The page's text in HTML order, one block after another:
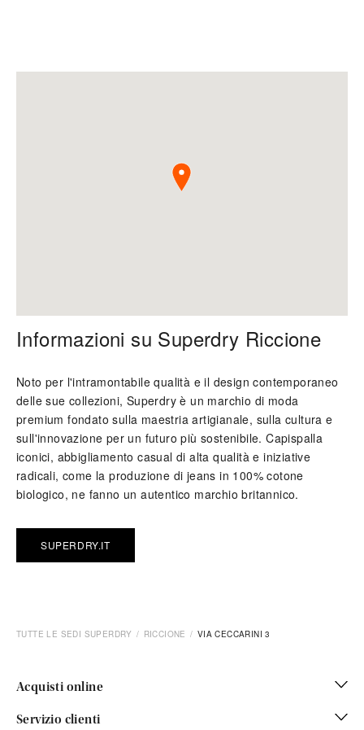
Informazioni su Superdry Riccione
Noto per l'intramontabile qualità e il design contemporaneo
delle sue collezioni, Superdry è un marchio di moda
premium fondato sulla maestria artigianale, sulla cultura e
sull'innovazione per un futuro più sostenibile. Capispalla
iconici, abbigliamento casual di alta qualità e iniziative
radicali, come la produzione di jeans in 100% cotone
biologico, ne fanno un autentico marchio britannico.
SUPERDRY.IT
TUTTE LE SEDI SUPERDRY RICCIONE VIA CECCARINI 3
Acquisti online
Servizio clienti